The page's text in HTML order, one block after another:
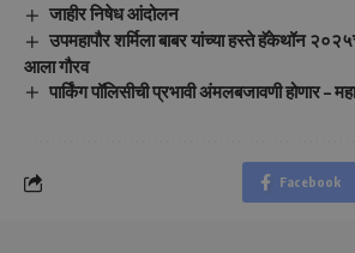
जाहीर निषेध आंदोलन
उपमहापौर शर्मिला बाबर यांच्या हस्ते हॅकेथॉन
आला गौरव
पार्किंग पॉलिसीची प्रभावी अंमलबजावणी होणार –
Facebook